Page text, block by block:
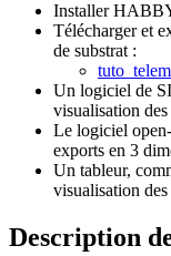
Installer
Télécharger et
de substrat :
Un logiciel de
visualisation
Le logiciel
exports en 3
Un tableur,
visualisation
Description